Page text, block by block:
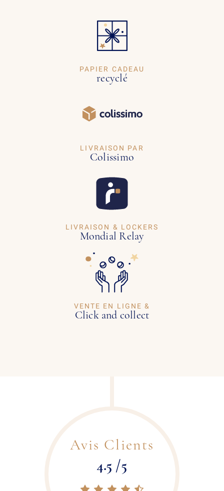
PAPIER CADEAU
recyclé
LIVRAISON PAR
Colissimo
LIVRAISON & LOCKERS
Mondial Relay
VENTE EN LIGNE &
Click and collect
Avis Clients
4.5 /5